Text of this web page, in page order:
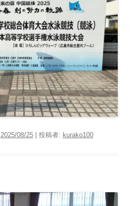
2025/08/25 投稿者: kurako100